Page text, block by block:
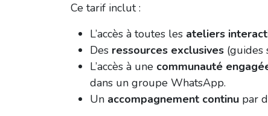
Ce tarif inclut :
L’accès à toutes les ateliers
Des ressources exclusives (guides
L’accès à une communauté
dans un groupe WhatsApp.
Un accompagnement continu par